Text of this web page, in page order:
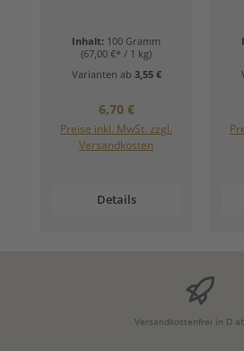
Inhalt: 100 Gramm
(67,00 €* / 1 kg)
Varianten ab 3,55 €
Regulärer Preis:
6,70 €
Preise inkl. MwSt. zzgl.
Versandkosten
Details
Versandkostenfrei in D